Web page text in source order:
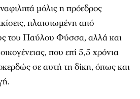
μόλις η πρόεδρος
πλαισιωμένη από
του Παύλου Φύσσα, αλλά και
που επί 5,5 χρόνια
σε αυτή τη δίκη, όπως και